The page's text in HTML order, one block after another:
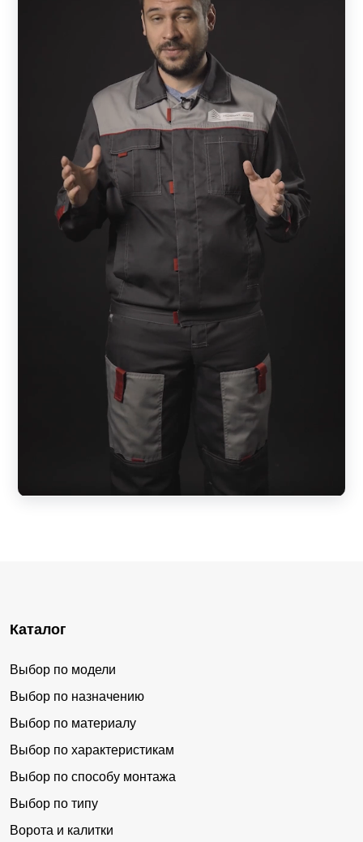
Каталог
Выбор по модели
Выбор по назначению
Выбор по материалу
Выбор по характеристикам
Выбор по способу монтажа
Выбор по типу
Ворота и калитки